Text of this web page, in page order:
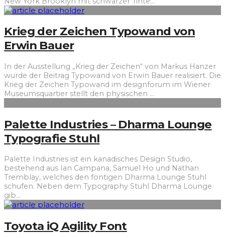
Krieg der Zeichen Typowand von
Erwin Bauer
In der Ausstellung „Krieg der Zeichen“ von Markus Hanzer
wurde der Beitrag Typowand von Erwin Bauer realisiert. Die
Krieg der Zeichen Typowand im designforum im Wiener
Museumsquartier stellt den physischen ...
Palette Industries – Dharma Lounge
Typografie Stuhl
Palette Industries ist ein kanadisches Design Studio,
bestehend aus Ian Campana, Samuel Ho und Nathan
Tremblay, welches den fontigen Dharma Lounge Stuhl
schufen. Neben dem Typography Stuhl Dharma Lounge
gib...
Toyota iQ Agility Font